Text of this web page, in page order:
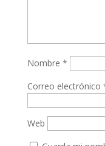
Nombre *
Correo electrónico
Web